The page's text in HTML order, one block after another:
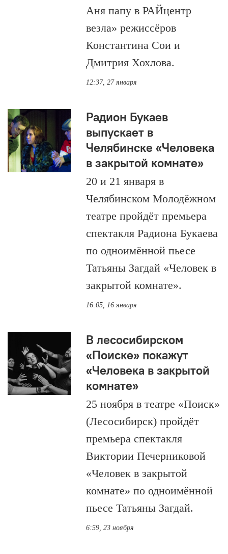
Аня папу в РАЙцентр
везла» режиссёров
Константина Сои и
Дмитрия Хохлова.
12:37, 27 января
Радион Букаев
выпускает в
Челябинске «Человека
в закрытой комнате»
20 и 21 января в
Челябинском Молодёжном
театре пройдёт премьера
спектакля Радиона Букаева
по одноимённой пьесе
Татьяны Загдай «Человек в
закрытой комнате».
16:05, 16 января
В лесосибирском
«Поиске» покажут
«Человека в закрытой
комнате»
25 ноября в театре «Поиск»
(Лесосибирск) пройдёт
премьера спектакля
Виктории Печерниковой
«Человек в закрытой
комнате» по одноимённой
пьесе Татьяны Загдай.
6:59, 23 ноября